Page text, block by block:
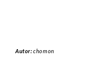
Autor:chomon